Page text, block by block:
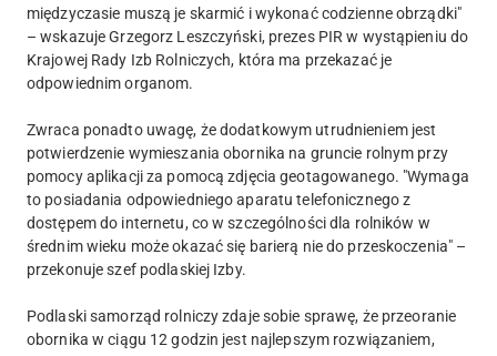
międzyczasie muszą je skarmić i wykonać codzienne obrządki"
– wskazuje Grzegorz Leszczyński, prezes PIR w wystąpieniu do
Krajowej Rady Izb Rolniczych, która ma przekazać je
odpowiednim organom.
Zwraca ponadto uwagę, że dodatkowym utrudnieniem jest
potwierdzenie wymieszania obornika na gruncie rolnym przy
pomocy aplikacji za pomocą zdjęcia geotagowanego. "Wymaga
to posiadania odpowiedniego aparatu telefonicznego z
dostępem do internetu, co w szczególności dla rolników w
średnim wieku może okazać się barierą nie do przeskoczenia" –
przekonuje szef podlaskiej Izby.
Podlaski samorząd rolniczy zdaje sobie sprawę, że przeoranie
obornika w ciągu 12 godzin jest najlepszym rozwiązaniem,